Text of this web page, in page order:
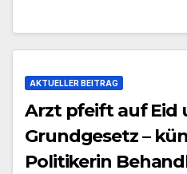
AKTUELLER BEITRAG
Arzt pfeift auf Eid
Grundgesetz –
Politikerin